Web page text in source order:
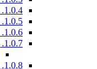
1.0.4.
1.0.5.
1.0.6.
1.0.7.
1.0.8.